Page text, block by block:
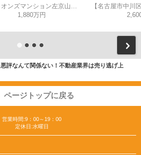
1,880万円
悪評なんて関係ない！不動産業界は売り逃げ上
ページトップに戻る
営業時間:9：00～19：00
定休日:水曜日